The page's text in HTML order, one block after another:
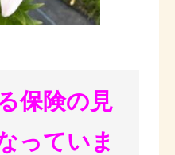
保険の見
っていま